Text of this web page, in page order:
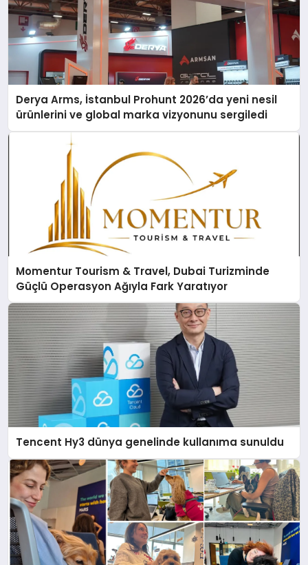
Derya Arms, İstanbul Prohunt 2026’da yeni nesil
ürünlerini ve global marka vizyonunu sergiledi
Momentur Tourism & Travel, Dubai Turizminde
Güçlü Operasyon Ağıyla Fark Yaratıyor
Tencent Hy3 dünya genelinde kullanıma sunuldu